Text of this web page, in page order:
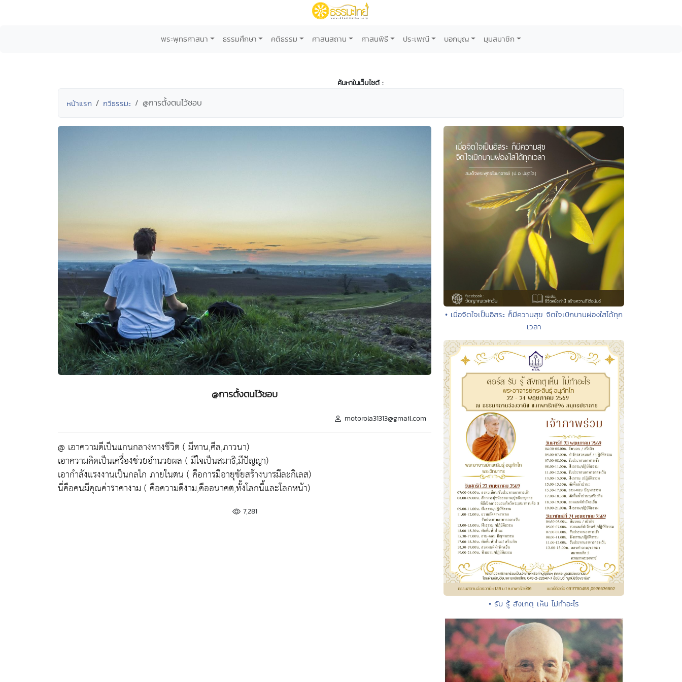
พระพุทธศาสนา ธรรมศึกษา คติธรรม ศาสนสถาน ศาสนพิธี ประเพณี บอกบุญ มุมสมาชิก
ค้นหาในเว็บไซต์ :
หน้าแรก กวีธรรมะ @การตั้งตนไว้ชอบ
@การตั้งตนไว้ชอบ
motorola31313@gmail.com
@ เอาความดีเป็นแกนกลางทางชีวิต ( มีทาน,ศีล,ภาวนา)
เอาความคิดเป็นเครื่องช่วยอำนวยผล ( มีใจเป็นสมาธิ,มีปัญญา)
เอากำลังแรงงานเป็นกลไก ภายในตน ( คือการมีอายุขัยสร้างบารมีละกิเลส)
นี่คือคนมีคุณค่าราคางาม ( คือความดีงาม,คืออนาคต,ทั้งโลกนี้และโลกหน้า)
7,281
• เมื่อจิตใจเป็นอิสระ ก็มีความสุข จิตใจเบิกบานผ่องใสได้ทุก
เวลา
• รับ รู้ สังเกตุ เห็น ไม่ทำอะไร